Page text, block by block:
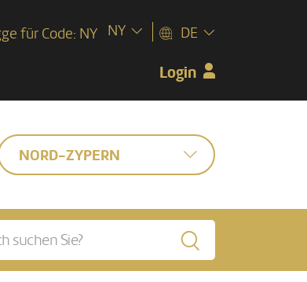
Login
NY DE
NORD-ZYPERN